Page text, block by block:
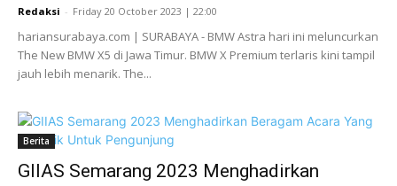
Redaksi - Friday 20 October 2023 | 22:00
hariansurabaya.com | SURABAYA - BMW Astra hari ini meluncurkan
The New BMW X5 di Jawa Timur. BMW X Premium terlaris kini tampil
jauh lebih menarik. The...
Berita
GIIAS Semarang 2023 Menghadirkan